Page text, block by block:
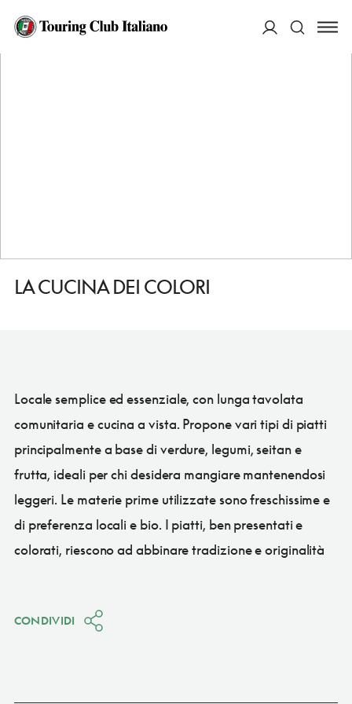
HOME
LA CUCINA DEI COLORI
Locale semplice ed essenziale, con lunga tavolata
comunitaria e cucina a vista. Propone vari tipi di piatti
principalmente a base di verdure, legumi, seitan e
frutta, ideali per chi desidera mangiare mantenendosi
leggeri. Le materie prime utilizzate sono freschissime e
di preferenza locali e bio. I piatti, ben presentati e
colorati, riescono ad abbinare tradizione e originalità
CONDIVIDI